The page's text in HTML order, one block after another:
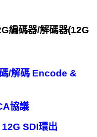
編碼器/解碼器(12G
/解碼 Encode &
協議
SDI環出